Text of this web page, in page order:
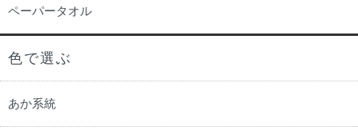
ペーパータオル
色で選ぶ
あか系統